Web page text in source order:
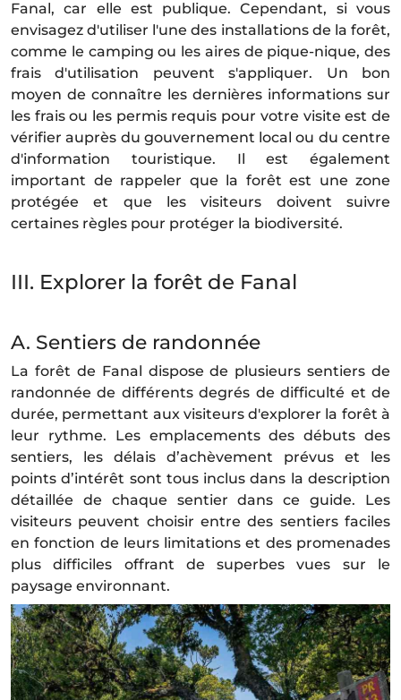
Fanal, car elle est publique. Cependant, si vous
envisagez d'utiliser l'une des installations de la forêt,
comme le camping ou les aires de pique-nique, des
frais d'utilisation peuvent s'appliquer. Un bon
moyen de connaître les dernières informations sur
les frais ou les permis requis pour votre visite est de
vérifier auprès du gouvernement local ou du centre
d'information touristique. Il est également
important de rappeler que la forêt est une zone
protégée et que les visiteurs doivent suivre
certaines règles pour protéger la biodiversité.
III. Explorer la forêt de Fanal
A. Sentiers de randonnée
La forêt de Fanal dispose de plusieurs sentiers de
randonnée de différents degrés de difficulté et de
durée, permettant aux visiteurs d'explorer la forêt à
leur rythme. Les emplacements des débuts des
sentiers, les délais d’achèvement prévus et les
points d’intérêt sont tous inclus dans la description
détaillée de chaque sentier dans ce guide. Les
visiteurs peuvent choisir entre des sentiers faciles
en fonction de leurs limitations et des promenades
plus difficiles offrant de superbes vues sur le
paysage environnant.